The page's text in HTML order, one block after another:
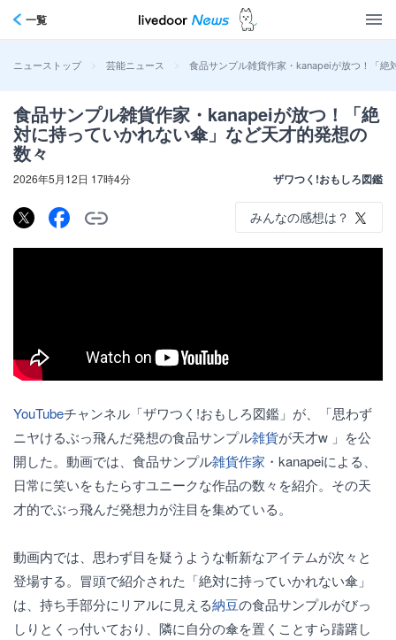
一覧
ニューストップ > 芸能ニュース > 食品サンプル雑貨作家・kanapeiが放つ！「絶
食品サンプル雑貨作家・kanapeiが放つ！「絶
対に持っていかれない傘」など天才的発想の
数々
2026年5月12日 17時4分 ザワつく!おもしろ図鑑
みんなの感想は？
YouTubeチャンネル「ザワつく!おもしろ図鑑」が、「思わず
ニヤけるぶっ飛んだ発想の食品サンプル雑貨が天才w 」を公
開した。動画では、食品サンプル雑貨作家 ・kanapeiによる、
日常に笑いをもたらすユニークな作品の数々を紹介。その天
才的でぶっ飛んだ発想力が注目を集めている。
動画内では、思わず目を疑うような斬新なアイテムが次々と
登場する。冒頭で紹介された「絶対に持っていかれない傘」
は、持ち手部分にリアルに見える納豆の食品サンプルがびっ
しりとくっ付いており、隣に自分の傘を置くことすら躊躇し